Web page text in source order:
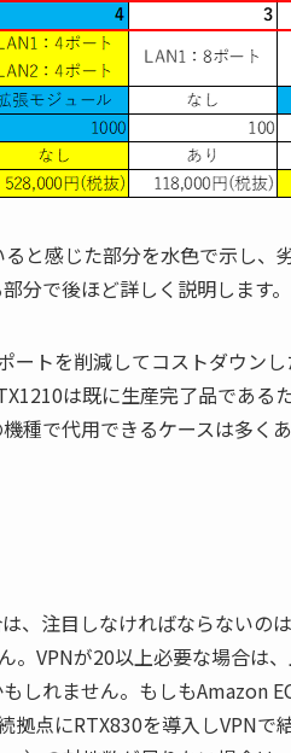
と感じた部分を水色で示し
分で後ほど詳しく説明します。
ートを削減してコストダウン
は既に生産完了品である
種で代用できるケースは多くあ
、注目しなければならないの
。VPNが20以上必要な場合は
しれません。もしもAmazon
拠点にRTX830を導入しVPN